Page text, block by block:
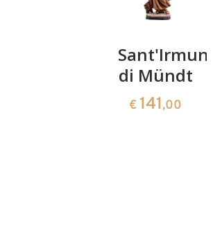
Sant'Irmund
di Mündt
€ 141,00